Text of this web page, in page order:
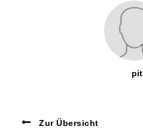
pit
Zur Übersicht